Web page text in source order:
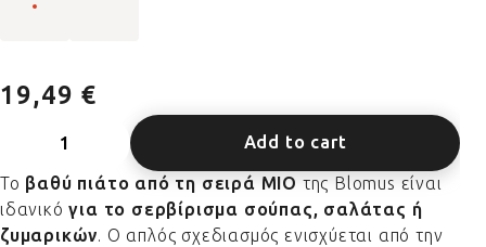
19,49 €
Add to cart
Το βαθύ πιάτο από τη σειρά MIO της Blomus είναι
ιδανικόγια το σερβίρισμα σούπας, σαλάτας ή
ζυμαρικών. Ο απλός σχεδιασμός ενισχύεται από την